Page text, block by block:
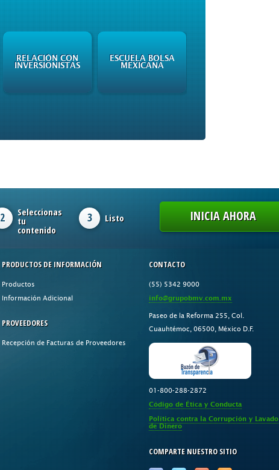
RELACIÓN CON
INVERSIONISTAS
ESCUELA BOLSA
MEXICANA
2 Seleccionas
tu
contenido
3 Listo INICIA AHORA
PRODUCTOS DE INFORMACIÓN
Productos
Información Adicional
PROVEEDORES
Recepción de Facturas de Proveedores
CONTACTO
(55) 5342 9000
info@grupobmv.com.mx
Paseo de la Reforma 255, Col.
Cuauhtémoc, 06500, México D.F.
01-800-288-2872
Código de Ética y Conducta
Política contra la Corrupción y Lavado
de Dinero
COMPARTE NUESTRO SITIO